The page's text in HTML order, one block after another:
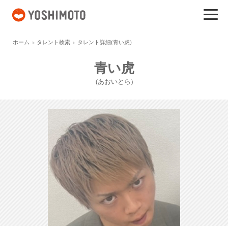
ホーム タレント検索 タレント詳細(青い虎)
青い虎
(あおいとら)